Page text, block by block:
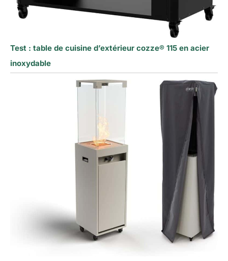
Test : table de cuisine d’extérieur cozze® 115 en acier
inoxydable